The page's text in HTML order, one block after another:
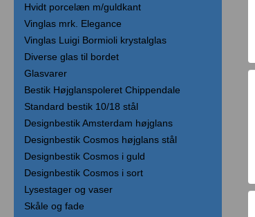
Hvidt porcelæn m/guldkant
Vinglas mrk. Elegance
Vinglas Luigi Bormioli krystalglas
Diverse glas til bordet
Glasvarer
Bestik Højglanspoleret Chippendale
Standard bestik 10/18 stål
Designbestik Amsterdam højglans
Designbestik Cosmos højglans stål
Designbestik Cosmos i guld
Designbestik Cosmos i sort
Lysestager og vaser
Skåle og fade